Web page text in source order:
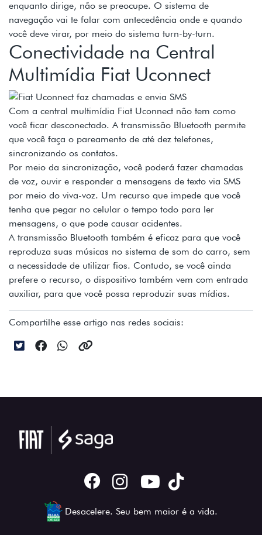
enquanto dirige, não se preocupe. O sistema de
navegação vai te falar com antecedência onde e quando
você deve virar, por meio do sistema turn-by-turn.
Conectividade na Central
Multimídia Fiat Uconnect
Com a central multimídia Fiat Uconnect não tem como
você ficar desconectado. A transmissão Bluetooth permite
que você faça o pareamento de até dez telefones,
sincronizando os contatos.
Por meio da sincronização, você poderá fazer chamadas
de voz, ouvir e responder a mensagens de texto via SMS
por meio do viva-voz. Um recurso que impede que você
tenha que pegar no celular o tempo todo para ler
mensagens, o que pode causar acidentes.
A transmissão Bluetooth também é eficaz para que você
reproduza suas músicas no sistema de som do carro, sem
a necessidade de utilizar fios. Contudo, se você ainda
prefere o recurso, o dispositivo também vem com entrada
auxiliar, para que você possa reproduzir suas mídias.
Compartilhe esse artigo nas redes sociais:
Desacelere. Seu bem maior é a vida.